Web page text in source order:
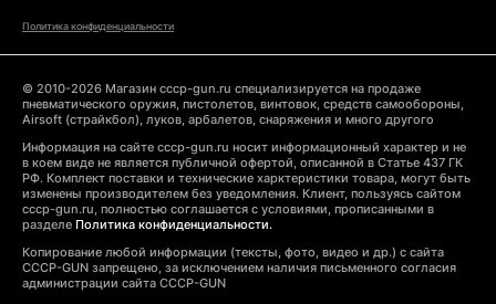
Политика конфиденциальности
© 2010-2026 Магазин cccp-gun.ru специализируется на продаже
пневматического оружия, пистолетов, винтовок, средств самообороны,
Airsoft (страйкбол), луков, арбалетов, снаряжения и много другого
Информация на сайте cccp-gun.ru носит информационный характер и не
в коем виде не является публичной офертой, описанной в Статье 437 ГК
РФ. Комплект поставки и технические харктеристики товара, могут быть
изменены производителем без уведомления. Клиент, пользуясь сайтом
cccp-gun.ru, полностью соглашается с условиями, прописанными в
разделе Политика конфиденциальности.
Копирование любой информации (тексты, фото, видео и др.) с сайта
CCCP-GUN запрещено, за исключением наличия письменного согласия
администрации сайта CCCP-GUN